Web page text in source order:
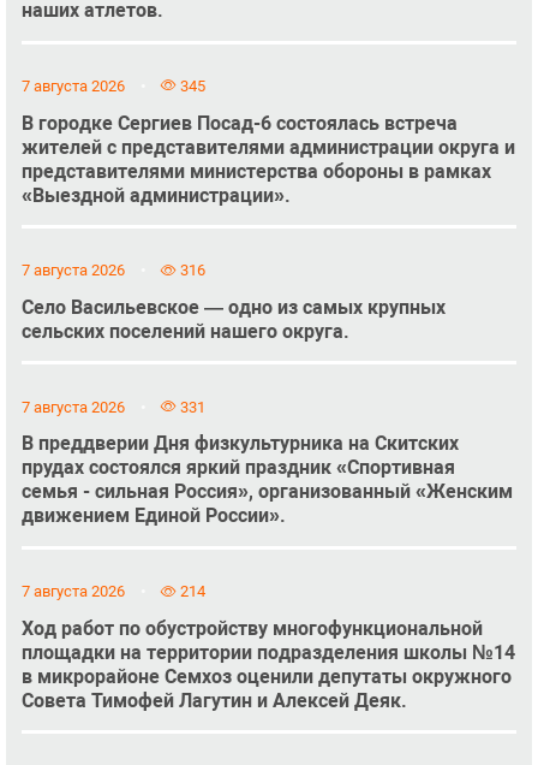
наших атлетов.
7 августа 2026 345
В городке Сергиев Посад-6 состоялась встреча
жителей с представителями администрации округа и
представителями министерства обороны в рамках
«Выездной администрации».
7 августа 2026 316
Село Васильевское — одно из самых крупных
сельских поселений нашего округа.
7 августа 2026 331
В преддверии Дня физкультурника на Скитских
прудах состоялся яркий праздник «Спортивная
семья - сильная Россия», организованный «Женским
движением Единой России».
7 августа 2026 214
Ход работ по обустройству многофункциональной
площадки на территории подразделения школы №14
в микрорайоне Семхоз оценили депутаты окружного
Совета Тимофей Лагутин и Алексей Деяк.